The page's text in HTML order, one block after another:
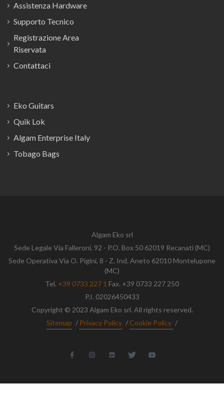
Assistenza Hardware
Supporto Tecnico
Registrazione Area
Riservata
Contattaci
Eko Guitars
Quik Lok
Algam Enterprise Italy
Tobago Bags
Algam Eko srl
Sede Legale Via Falleroni, 92 - P.O. Box 50 62019 Recanati (MC)
Sede Operativa Via O. Pigini, 8 - Z. Ind. Aneto 62010 Montelupone
(MC)
Tel. +39 0733 227 1 Fax. +39 0733 227 250
P.I. 02026450433
Copyright © 2023 Algam Eko srl. All rights reserved.
Sitemap / Privacy Policy / Cookie Policy /